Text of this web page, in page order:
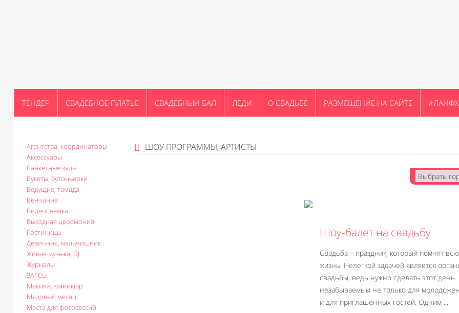
ТЕНДЕР СВАДЕБНОЕ ПЛАТЬЕ СВАДЕБНЫЙ БАЛ ЛЕДИ О СВАДЬБЕ РАЗМЕЩЕНИЕ НА САЙТЕ
Агентства, координаторы
Аксессуары
Банкетные залы
Букеты, бутоньерки
Ведущие, тамада
Венчание
Видеосъемка
Выездная церемония
Гостиницы
Девичник, мальчишник
Живая музыка, DJ
Журналы
ЗАГСы
Макияж, маникюр
Медовый месяц
Места для фотосессий
ШОУ ПРОГРАММЫ, АРТИСТЫ
Шоу-балет на свадьбу
Свадьба – праздник, который помнят всю
жизнь! Нелегкой задачей является
свадьбы, ведь нужно сделать этот день
незабываемым не только для
и для приглашенных гостей. Одним ...